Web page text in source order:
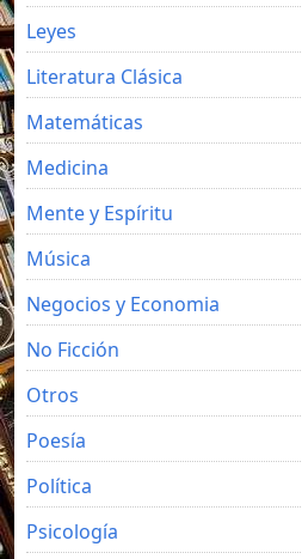
Leyes
Literatura Clásica
Matemáticas
Medicina
Mente y Espíritu
Música
Negocios y Economia
No Ficción
Otros
Poesía
Política
Psicología